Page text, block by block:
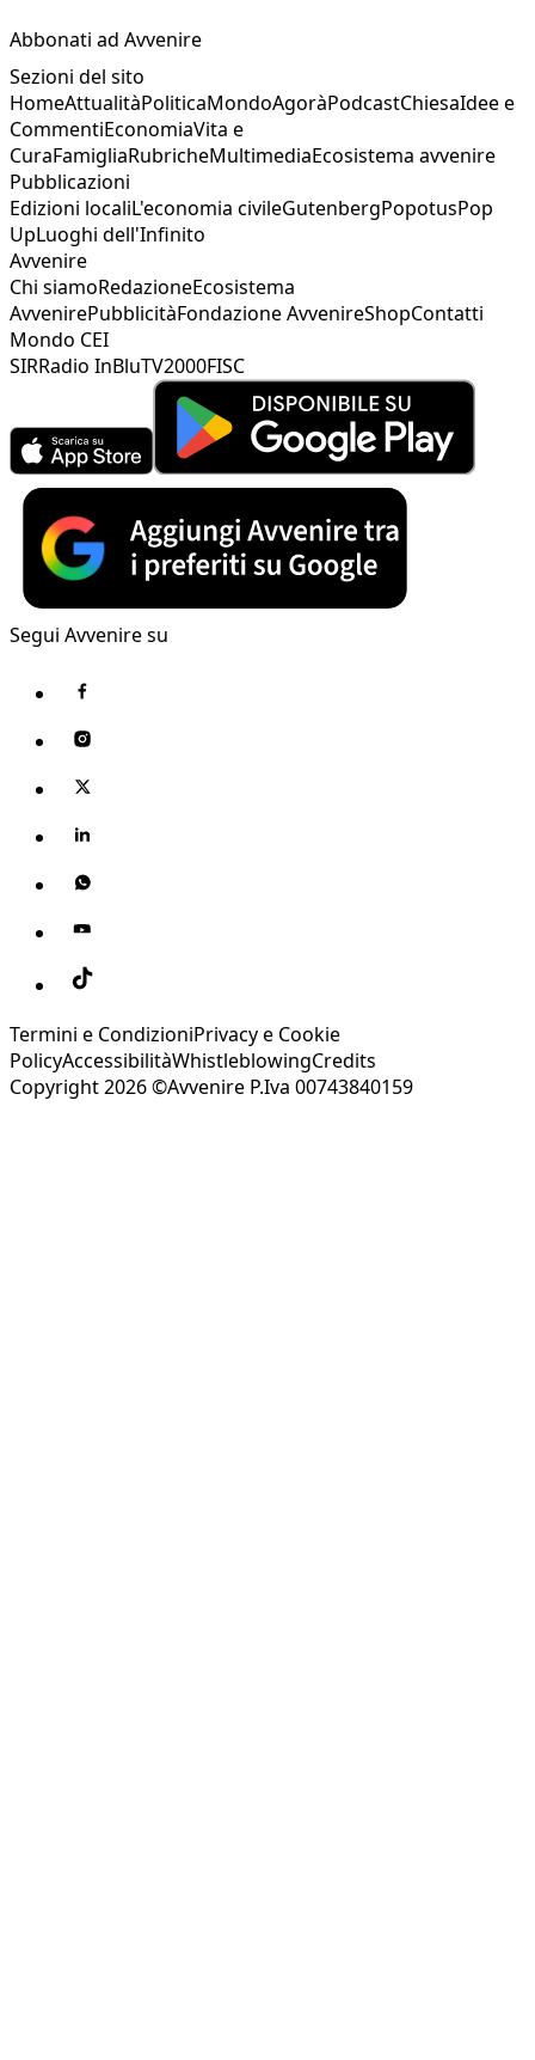
Abbonati ad Avvenire
Sezioni del sito
HomeAttualitàPoliticaMondoAgoràPodcastChiesaIdee e
CommentiEconomiaVita e
CuraFamigliaRubricheMultimediaEcosistema avvenire
Pubblicazioni
Edizioni localiL'economia civileGutenbergPopotusPop
UpLuoghi dell'Infinito
Avvenire
Chi siamoRedazioneEcosistema
AvvenirePubblicitàFondazione AvvenireShopContatti
Mondo CEI
SIRRadio InBluTV2000FISC
Segui Avvenire su
Termini e CondizioniPrivacy e Cookie
PolicyAccessibilitàWhistleblowingCredits
Copyright 2026 ©Avvenire P.Iva 00743840159